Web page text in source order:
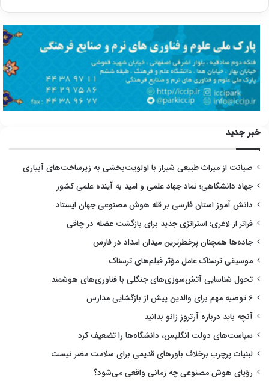
خبر جدید
صیانت از میراث طبیعی شیراز با اولویت‌بخشی به زیرساخت‌های آبیاری
جهاد دانشگاهی؛ نماد جهاد علمی و امید به آینده علمی کشور
دانش آموز استان فارسی بر قله هوش مصنوعی جهان ایستاد
فراتر از لاغری؛ استراتژی جدید برای بازگشت عضله در چاقی
جاده‌ها همچنان پرخطرترین میدان امداد در فارس
موسیقی ترسناک عامل مؤثر فیلم‌های ترسناک
تحول شناسایی آتش‌سوزی‌های جنگلی با فناوری‌های هوشمند
۶ توصیه مهم برای والدین پیش از بازگشایی مدارس
آنچه باید درباره آرتروز زانو بدانید
سیاست‌های دولت انگلیس، دانشگاه‌ها را تضعیف کرد
لبنیات پرچرب برخلاف باورهای قدیمی برای سلامت مضر نیست
رؤیای هوش مصنوعی چه زمانی واقعی می‌شود؟